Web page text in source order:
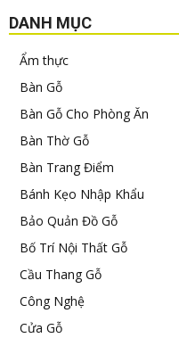
DANH MỤC
Ẩm thực
Bàn Gỗ
Bàn Gỗ Cho Phòng Ăn
Bàn Thờ Gỗ
Bàn Trang Điểm
Bánh Kẹo Nhập Khẩu
Bảo Quản Đồ Gỗ
Bố Trí Nội Thất Gỗ
Cầu Thang Gỗ
Công Nghệ
Cửa Gỗ